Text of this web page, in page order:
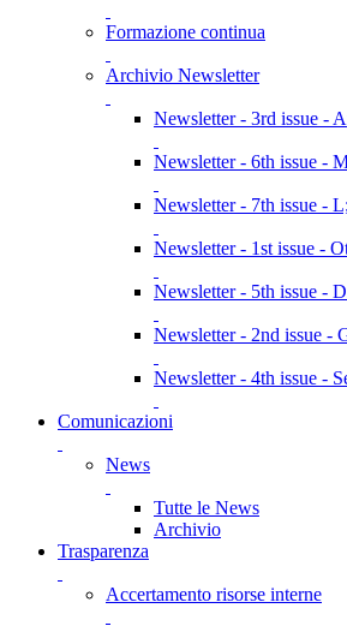
Formazione continua
Archivio Newsletter
Newsletter - 3rd issue -
Newsletter - 6th issue -
Newsletter - 7th issue -
Newsletter - 1st issue -
Newsletter - 5th issue -
Newsletter - 2nd issue -
Newsletter - 4th issue -
Comunicazioni
News
Tutte le News
Archivio
Trasparenza
Accertamento risorse interne